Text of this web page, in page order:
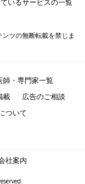
いるサービスの一覧
ツの無断転載を禁じま
師・専門家一覧
載
広告のご相談
ついて
社案内